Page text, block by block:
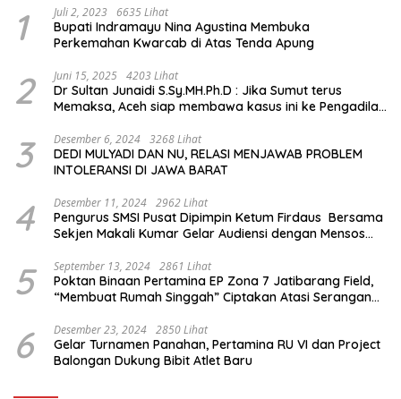
1 Juli 2, 2023 6635 Lihat
Bupati Indramayu Nina Agustina Membuka
Perkemahan Kwarcab di Atas Tenda Apung
2 Juni 15, 2025 4203 Lihat
Dr Sultan Junaidi S.Sy.MH.Ph.D : Jika Sumut terus
Memaksa, Aceh siap membawa kasus ini ke Pengadilan
3 Desember 6, 2024 3268 Lihat
DEDI MULYADI DAN NU, RELASI MENJAWAB PROBLEM
INTOLERANSI DI JAWA BARAT
4 Desember 11, 2024 2962 Lihat
Pengurus SMSI Pusat Dipimpin Ketum Firdaus Bersama
Sekjen Makali Kumar Gelar Audiensi dengan Mensos
5 September 13, 2024 2861 Lihat
Poktan Binaan Pertamina EP Zona 7 Jatibarang Field,
“Membuat Rumah Singgah” Ciptakan Atasi Serangan
6 Desember 23, 2024 2850 Lihat
Gelar Turnamen Panahan, Pertamina RU VI dan Project
Balongan Dukung Bibit Atlet Baru